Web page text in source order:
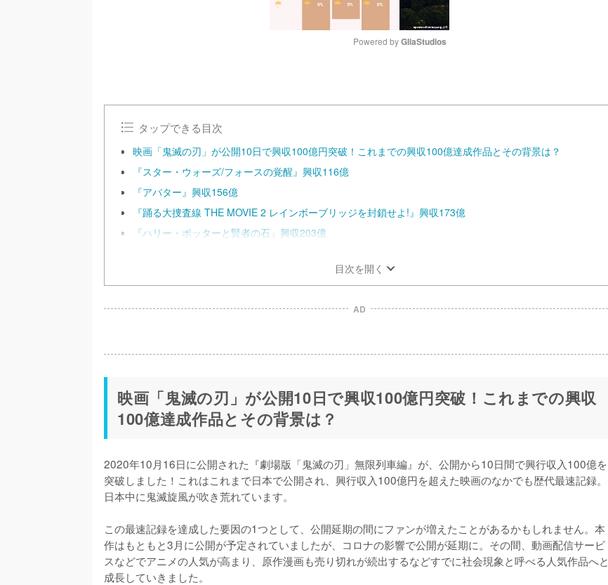
u
Powered by GliaStudios
タップできる目次
映画「鬼滅の刃」が公開10日で興収100億円突破！これまでの興収100億達成作品とその背景は？
『スター・ウォーズ/フォースの覚醒』興収116億
『アバター』興収156億
『踊る大捜査線 THE MOVIE 2 レインボーブリッジを封鎖せよ!』興収173億
『ハリー・ポッターと賢者の石』興収203億
目次を開く
AD
映画「鬼滅の刃」が公開10日で興収100億円突破！これまでの興収
100億達成作品とその背景は？
2020年10月16日に公開された『劇場版「鬼滅の刃」無限列車編』が、公開から10日間で興行収入100億を
突破しました！これはこれまで日本で公開され、興行収入100億円を超えた映画のなかでも歴代最速記録。
日本中に鬼滅旋風が吹き荒れています。
この最速記録を達成した要因の1つとして、公開延期の間にファンが増えたことがあるかもしれません。本
作はもともと3月に公開が予定されていましたが、コロナの影響で公開が延期に。その間、動画配信サービ
スなどでアニメの人気が高まり、原作漫画も売り切れが続出するなどすでに社会現象と呼べる人気作品へと
成長していきました。